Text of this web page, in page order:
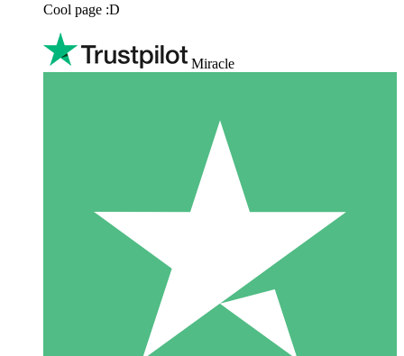
Cool page :D
Miracle